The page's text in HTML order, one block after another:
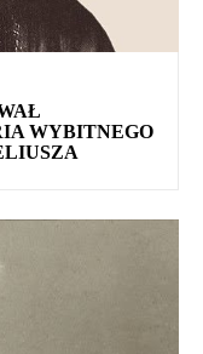
WYBITNEGO